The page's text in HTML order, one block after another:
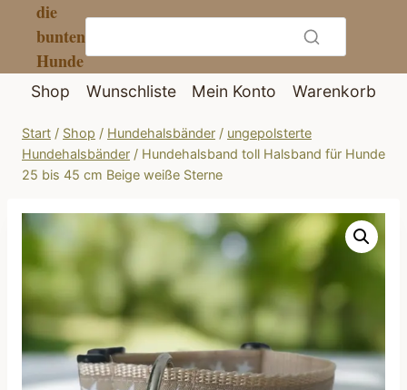
Inhalt
springen
die
bunten
Hunde
Shop Wunschliste Mein Konto Warenkorb
Start / Shop / Hundehalsbänder / ungepolsterte
Hundehalsbänder / Hundehalsband toll Halsband für Hunde
25 bis 45 cm Beige weiße Sterne